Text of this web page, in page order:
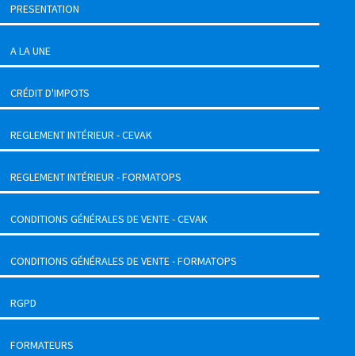
PRESENTATION
A LA UNE
CRÉDIT D'IMPOTS
REGLEMENT INTÉRIEUR - CEVAK
REGLEMENT INTÉRIEUR - FORMATOPS
CONDITIONS GÉNÉRALES DE VENTE - CEVAK
CONDITIONS GÉNÉRALES DE VENTE - FORMATOPS
RGPD
FORMATEURS